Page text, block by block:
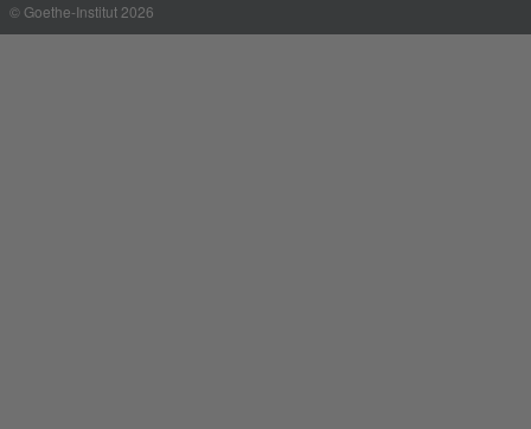
© Goethe-Institut 2026